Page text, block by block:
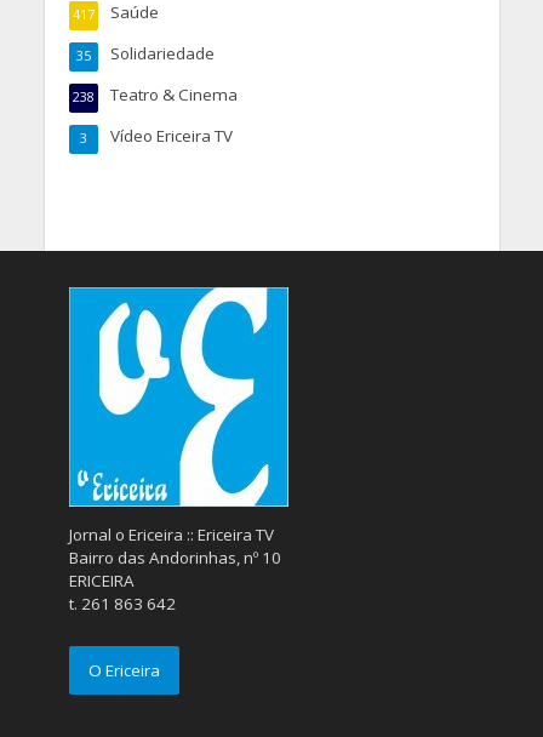
Saúde
417
Solidariedade
35
Teatro & Cinema
238
Vídeo Ericeira TV
3
Jornal o Ericeira :: Ericeira TV
Bairro das Andorinhas, nº 10
ERICEIRA
t. 261 863 642
O Ericeira